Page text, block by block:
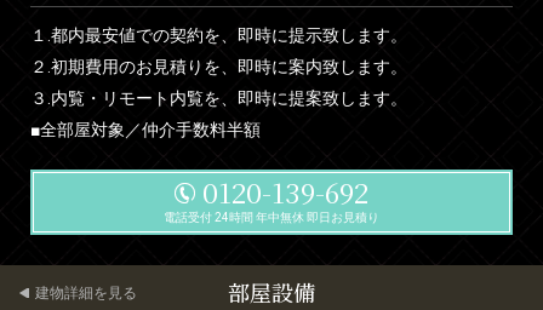
１.都内最安値での契約を、即時に提示致します。
２.初期費用のお見積りを、即時に案内致します。
３.内覧・リモート内覧を、即時に提案致します。
■全部屋対象／仲介手数料半額
0120-139-692
電話受付 24時間 年中無休 即日お見積り
部屋設備
建物詳細を見る